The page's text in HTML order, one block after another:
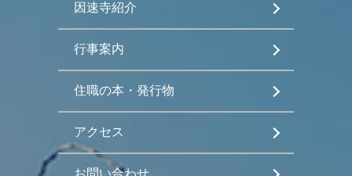
因速寺紹介
行事案内
住職の本・発行物
アクセス
お問い合わせ